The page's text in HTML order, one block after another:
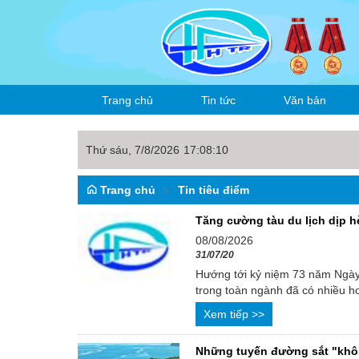
Trang chủ Tin tức
Thời sự
Tin nội bộ Hoạt động sản
Văn hóa thể thao
Tin trong ngành
Văn bản
Văn bản công ty
Văn bản ngành
Thứ sáu, 7/8/2026 17:08:10
Trang chủ Tin tiêu điểm
Tăng cường tàu du lịch dịp
08/08/2026
31/07/20
Hướng tới kỷ niệm 73 năm
trong toàn ngành đã có nhiều
Xem tiếp >>
Những tuyến đường sắt